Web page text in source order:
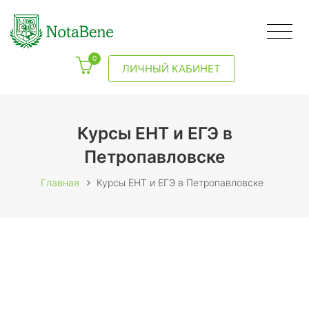
0
ЛИЧНЫЙ КАБИНЕТ
Курсы ЕНТ и ЕГЭ в
Петропавловске
Главная Курсы ЕНТ и ЕГЭ в Петропавловске